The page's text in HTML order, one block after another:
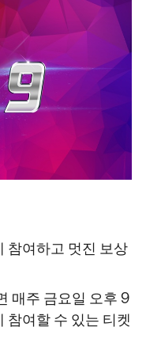
참여하고 멋진 보상
매주 금요일 오후 9
참여할 수 있는 티켓